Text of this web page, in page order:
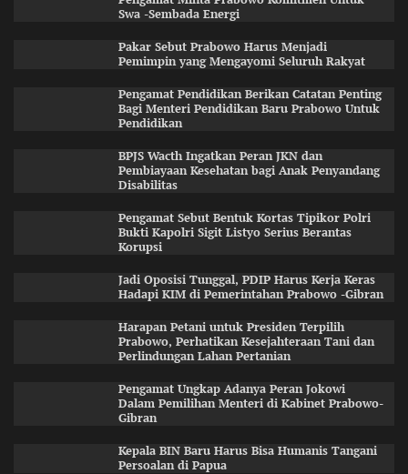
Swa -Sembada Energi
Pakar Sebut Prabowo Harus Menjadi
Pemimpin yang Mengayomi Seluruh Rakyat
Pengamat Pendidikan Berikan Catatan Penting
Bagi Menteri Pendidikan Baru Prabowo Untuk
Pendidikan
BPJS Wacth Ingatkan Peran JKN dan
Pembiayaan Kesehatan bagi Anak Penyandang
Disabilitas
Pengamat Sebut Bentuk Kortas Tipikor Polri
Bukti Kapolri Sigit Listyo Serius Berantas
Korupsi
Jadi Oposisi Tunggal, PDIP Harus Kerja Keras
Hadapi KIM di Pemerintahan Prabowo -Gibran
Harapan Petani untuk Presiden Terpilih
Prabowo, Perhatikan Kesejahteraan Tani dan
Perlindungan Lahan Pertanian
Pengamat Ungkap Adanya Peran Jokowi
Dalam Pemilihan Menteri di Kabinet Prabowo-
Gibran
Kepala BIN Baru Harus Bisa Humanis Tangani
Persoalan di Papua